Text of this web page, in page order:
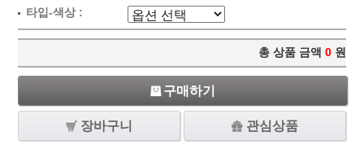
타입-색상 :
총 상품 금액 0 원
구매하기
장바구니 관심상품